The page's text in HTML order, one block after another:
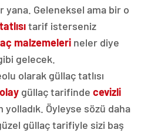
Geleneksel ama bir o
tarif isterseniz
malzemeleri neler diye
gelecek.
olarak güllaç tatlısı
güllaç tarifinde cevizli
Öyleyse sözü daha
güllaç tarifiyle sizi baş